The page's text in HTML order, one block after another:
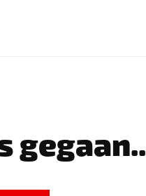
gegaan..